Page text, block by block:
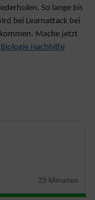
So lange bis
bei Learnattack bei
Mache jetzt
Biologie Nachhilfe
Dauer:
25 Minuten